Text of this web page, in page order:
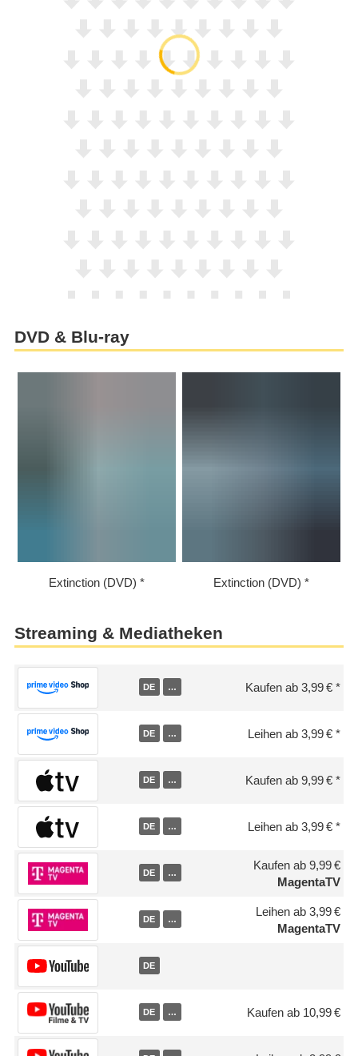
DVD & Blu-ray
Extinction (DVD) Extinction (DVD)
Streaming & Mediatheken
DE … Kaufen ab 3,99 €
DE … Leihen ab 3,99 €
DE … Kaufen ab 9,99 €
DE … Leihen ab 3,99 €
DE …
Kaufen ab 9,99 €
MagentaTV
DE …
Leihen ab 3,99 €
MagentaTV
DE
DE … Kaufen ab 10,99 €